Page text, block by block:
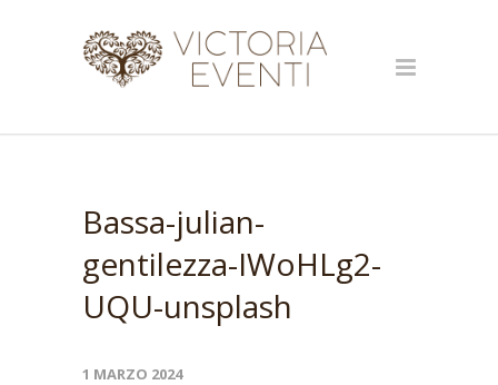
Bassa-julian-
gentilezza-IWoHLg2-
UQU-unsplash
1 MARZO 2024